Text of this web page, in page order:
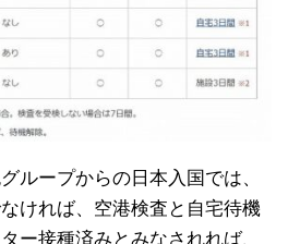
ループからの日本入国では、
ければ、空港検査と自宅待機
ー接種済みとみなされれば、